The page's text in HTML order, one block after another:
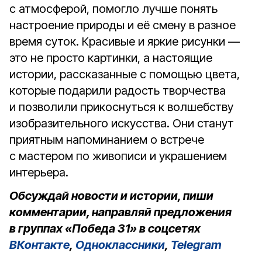
с атмосферой, помогло лучше понять
настроение природы и её смену в разное
время суток. Красивые и яркие рисунки —
это не просто картинки, а настоящие
истории, рассказанные с помощью цвета,
которые подарили радость творчества
и позволили прикоснуться к волшебству
изобразительного искусства. Они станут
приятным напоминанием о встрече
с мастером по живописи и украшением
интерьера.
Обсуждай новости и истории, пиши
комментарии, направляй предложения
в группах «Победа 31» в соцсетях
ВКонтакте, Одноклассники, Telegram